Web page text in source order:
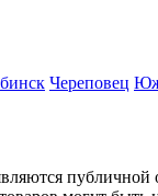
Череповец